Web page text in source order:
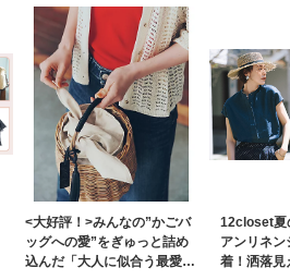
<大好評！>みんなの”かごバ
ッグへの愛”をぎゅっと詰め
込んだ「大人に似合う最愛か
12closet夏
アンリネン
着！洒落見